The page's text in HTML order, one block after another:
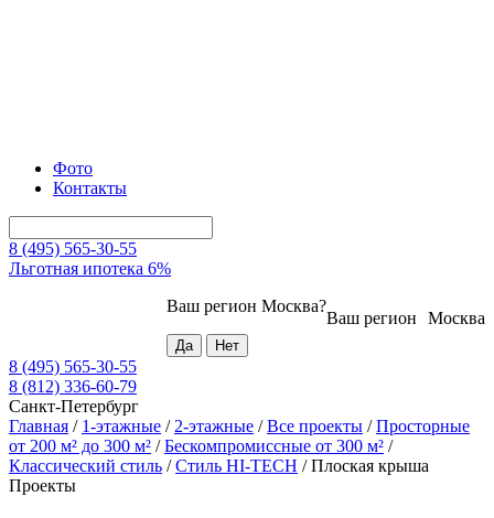
Фото
Контакты
8 (495) 565-30-55
Льготная ипотека 6%
Москва
Ваш регион
Ваш регион Москва?
8 (495) 565-30-55
8 (812) 336-60-79
Санкт-Петербург
Главная / 1-этажные / 2-этажные /Все проекты /Просторные
от 200 м² до 300 м² /Бескомпромиссные от 300 м² /
Классический стиль /Стиль HI-TECH /Плоская крыша
Проекты